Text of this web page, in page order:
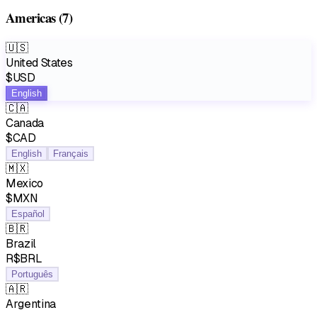
Americas(7)
🇺🇸
United States
$USD
English
🇨🇦
Canada
$CAD
English Français
🇲🇽
Mexico
$MXN
Español
🇧🇷
Brazil
R$BRL
Português
🇦🇷
Argentina